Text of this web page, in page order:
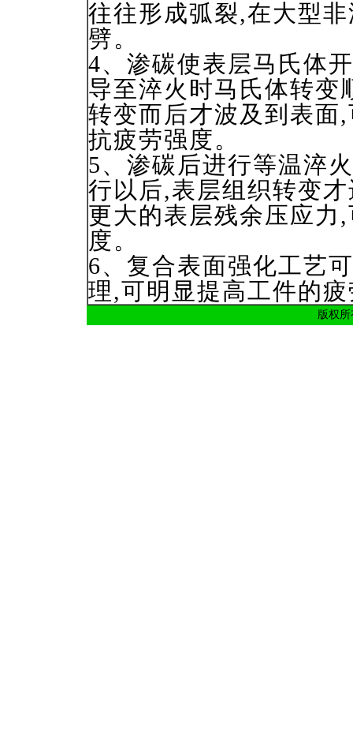
往往形成弧裂,在大型
劈。
4、渗碳使表层马氏体
导至淬火时马氏体转变
转变而后才波及到表面
抗疲劳强度。
5、渗碳后进行等温淬
行以后,表层组织转变
更大的表层残余压应力
度。
6、复合表面强化工艺
理,可明显提高工件的
版权